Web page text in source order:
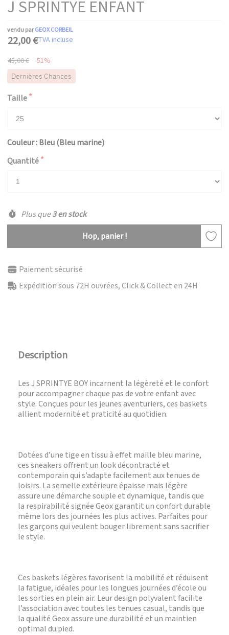
J SPRINTYE ENFANT
vendu parGEOX CORBEIL
22,00 €TVA incluse
45,00 € -51%
Dernières Chances
Taille
Couleur : Bleu (Bleu marine)
Quantité
Plus que3 en stock
Hop, panier !
Paiement sécurisé
Expédition sous 72H ouvrées, Click & Collect en 24H
Description
Les J SPRINTYE BOY incarnent la légèreté et le confort
pour accompagner chaque pas de votre enfant avec
style. Conçues pour les jeunes aventuriers, ces baskets
allient modernité et praticité au quotidien.
Dotées d’une tige en tissu à effet maille bleu marine,
ces sneakers offrent un look décontracté et
contemporain qui s’adapte facilement aux tenues de
loisirs. La semelle extérieure épaisse mais légère
assure une démarche souple et dynamique, tandis que
la respirabilité signée Geox garantit un confort durable
même lors des journées les plus actives. Parfaites pour
les garçons qui veulent bouger librement sans sacrifier
le style.
Ces baskets légères favorisent la mobilité et réduisent
la fatigue, idéales pour les longues journées d’école ou
les sorties en plein air. Leur design polyvalent facilite
l’association avec toutes les tenues casual, tandis que
la qualité Geox assure une durabilité et un maintien
optimal du pied.